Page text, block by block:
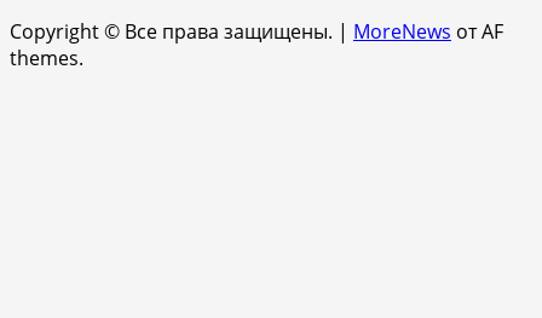
Copyright © Все права защищены. | MoreNews от AF
themes.